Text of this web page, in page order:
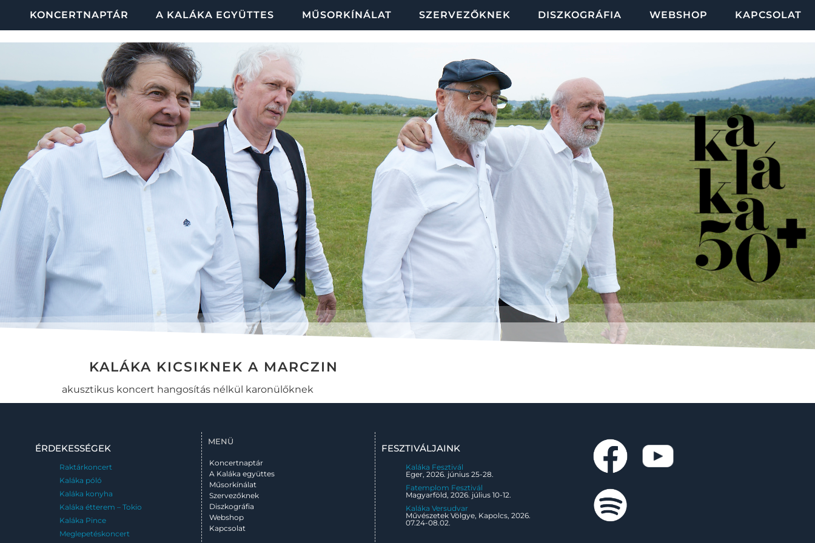
KONCERTNAPTÁR A KALÁKA EGYÜTTES MŰSORKÍNÁLAT SZERVEZŐKNEK DISZKOGRÁFIA WEBSHOP KAPCSOLAT
KALÁKA KICSIKNEK A MARCZIN
akusztikus koncert hangosítás nélkül karonülőknek
ÉRDEKESSÉGEK
Raktárkoncert
Kaláka póló
Kaláka konyha
Kaláka étterem – Tokio
Kaláka Pince
Meglepetéskoncert
MENÜ
Koncertnaptár
A Kaláka együttes
Műsorkínálat
Szervezőknek
Diszkográfia
Webshop
Kapcsolat
FESZTIVÁLJAINK
Kaláka Fesztivál
Eger, 2026. június 25-28.
Fatemplom Fesztivál
Magyarföld, 2026. július 10-12.
Kaláka Versudvar
Művészetek Völgye, Kapolcs, 2026.
07.24-08.02.